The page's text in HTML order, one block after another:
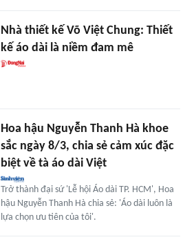
Nhà thiết kế Võ Việt Chung: Thiết
kế áo dài là niềm đam mê
Hoa hậu Nguyễn Thanh Hà khoe
sắc ngày 8/3, chia sẻ cảm xúc đặc
biệt về tà áo dài Việt
Trở thành đại sứ 'Lễ hội Áo dài TP. HCM', Hoa
hậu Nguyễn Thanh Hà chia sẻ: 'Áo dài luôn là
lựa chọn ưu tiên của tôi'.